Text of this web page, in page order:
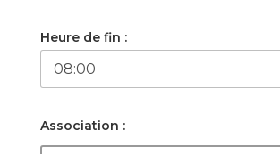
Heure de fin :
Association :